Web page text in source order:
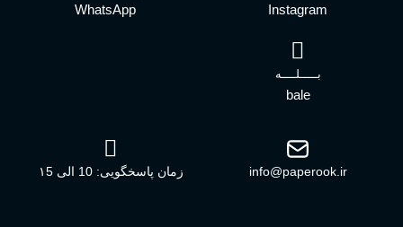
Instagram
WhatsApp
بـــــلــــه
bale
info@paperook.ir زمان پاسخگویی: 10 الی ۱5